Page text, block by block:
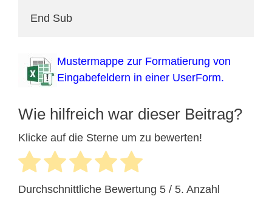
End Sub
Mustermappe zur Formatierung von
Eingabefeldern in einer UserForm.
Wie hilfreich war dieser Beitrag?
Klicke auf die Sterne um zu bewerten!
Durchschnittliche Bewertung 5 / 5. Anzahl